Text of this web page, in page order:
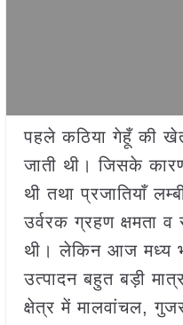
पहले कठिया गेहूँ की
जाती थी। जिसके
थी तथा प्रजातियाँ
उर्वरक ग्रहण क्षमता व
थी। लेकिन आज मध्य
उत्पादन बहुत बड़ी
क्षेत्र में मालवांचल,